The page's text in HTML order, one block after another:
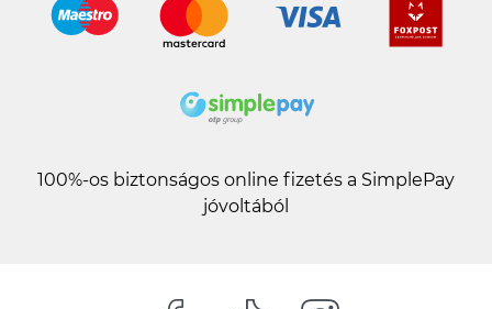
100%-os biztonságos online fizetés a SimplePay
jóvoltából